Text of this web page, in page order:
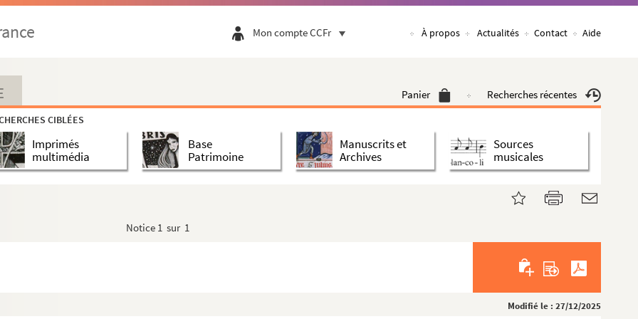
Mon compte CCFr À propos Actualités Contact Aide
Panier Recherches récentes
CIBLÉES
Imprimés
multimédia
Base
Patrimoine
Manuscrits et
Archives
Sources
musicales
Notice 1 sur 1
Modifié le : 27/12/2025
a succédé, empereur allemand quarante-deuxiesm...